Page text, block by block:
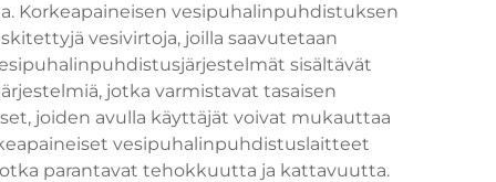
Korkeapaineisen vesipuhalinpuhdistuksen
vesivirtoja, joilla saavutetaan
sisältävät
jotka varmistavat tasaisen
joiden avulla käyttäjät voivat mukauttaa
vesipuhalinpuhdistuslaitteet
parantavat tehokkuutta ja kattavuutta.